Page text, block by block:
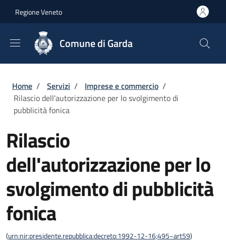
Regione Veneto
Comune di Garda
Briciole di pane
Home / Servizi / Imprese e commercio /
Rilascio dell'autorizzazione per lo svolgimento di
pubblicità fonica
Rilascio
dell'autorizzazione per lo
svolgimento di pubblicità
fonica
(urn:nir:presidente.repubblica:decreto:1992-12-16;495~art59)